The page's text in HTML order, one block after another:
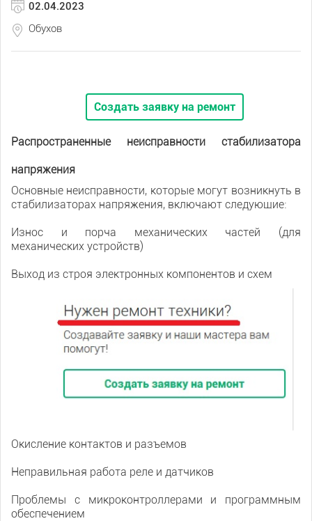
02.04.2023
Обухов
Создать заявку на ремонт
Распространенные неисправности стабилизатора
напряжения
Основные неисправности, которые могут возникнуть в
стабилизаторах напряжения, включают следующие:
Износ и порча механических частей (для
механических устройств)
Выход из строя электронных компонентов и схем
Окисление контактов и разъемов
Неправильная работа реле и датчиков
Проблемы с микроконтроллерами и программным
обеспечением